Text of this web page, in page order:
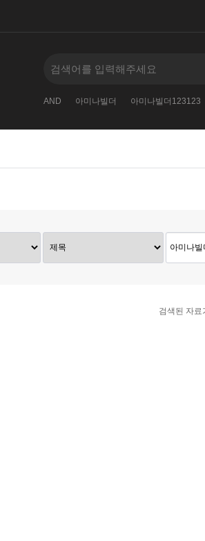
AND 아미나빌더 아미나빌더123123
검색된 자료